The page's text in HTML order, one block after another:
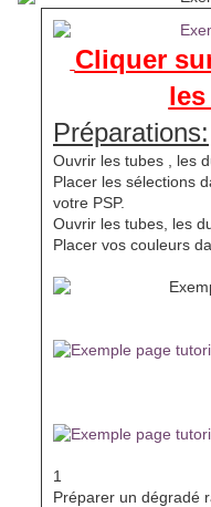
Cliquer
Préparations:
Ouvrir les tubes , les
Placer les sélections
votre PSP.
Ouvrir les tubes, les
Placer vos couleurs
1
Préparer un dégradé